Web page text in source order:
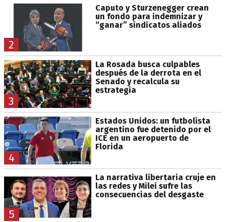
2
Caputo y Sturzenegger crean
un fondo para indemnizar y
“ganar” sindicatos aliados
3
La Rosada busca culpables
después de la derrota en el
Senado y recalcula su
estrategia
4
Estados Unidos: un futbolista
argentino fue detenido por el
ICE en un aeropuerto de
Florida
5
La narrativa libertaria cruje en
las redes y Milei sufre las
consecuencias del desgaste